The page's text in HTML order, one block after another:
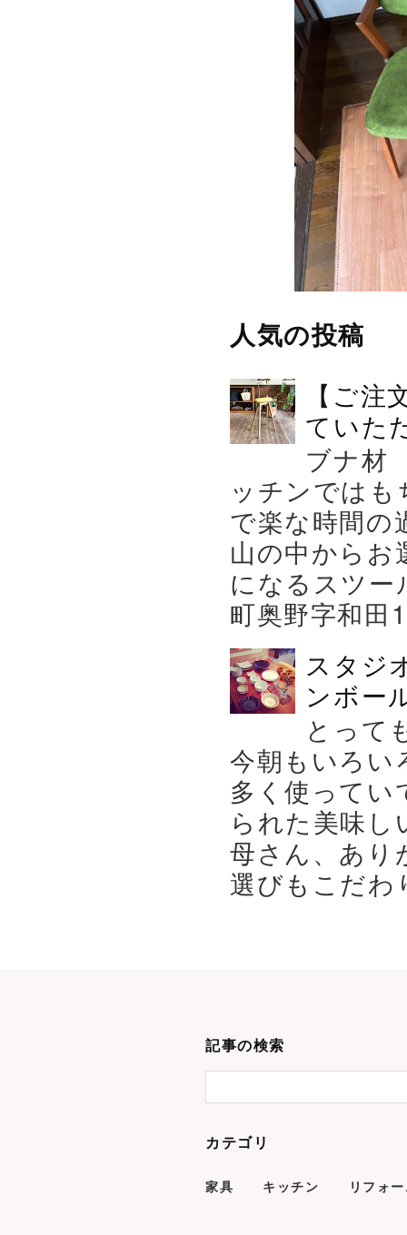
人気の投稿
【ご
ていた
ブナ材
ッチンでは
で楽な時間の
山の中から
になるスツー
町奥野字和
スタジ
ンボー
とって
今朝もいろい
多く使ってい
られた美味
母さん、あり
選びもこだ
記事の検索
カテゴリ
家具 キッチン リフォ